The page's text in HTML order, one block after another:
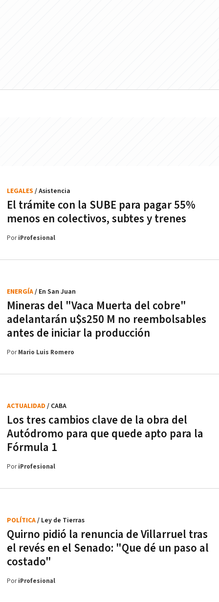
El trámite con la SUBE para pagar 55%
menos en colectivos, subtes y trenes
LEGALES / Asistencia
PoriProfesional
Mineras del "Vaca Muerta del cobre"
adelantarán u$s250 M no reembolsables
antes de iniciar la producción
ENERGÍA/ En San Juan
PorMario Luis Romero
Los tres cambios clave de la obra del
Autódromo para que quede apto para la
Fórmula 1
ACTUALIDAD / CABA
PoriProfesional
Quirno pidió la renuncia de Villarruel tras
el revés en el Senado: "Que dé un paso al
costado"
POLÍTICA/ Ley de Tierras
PoriProfesional